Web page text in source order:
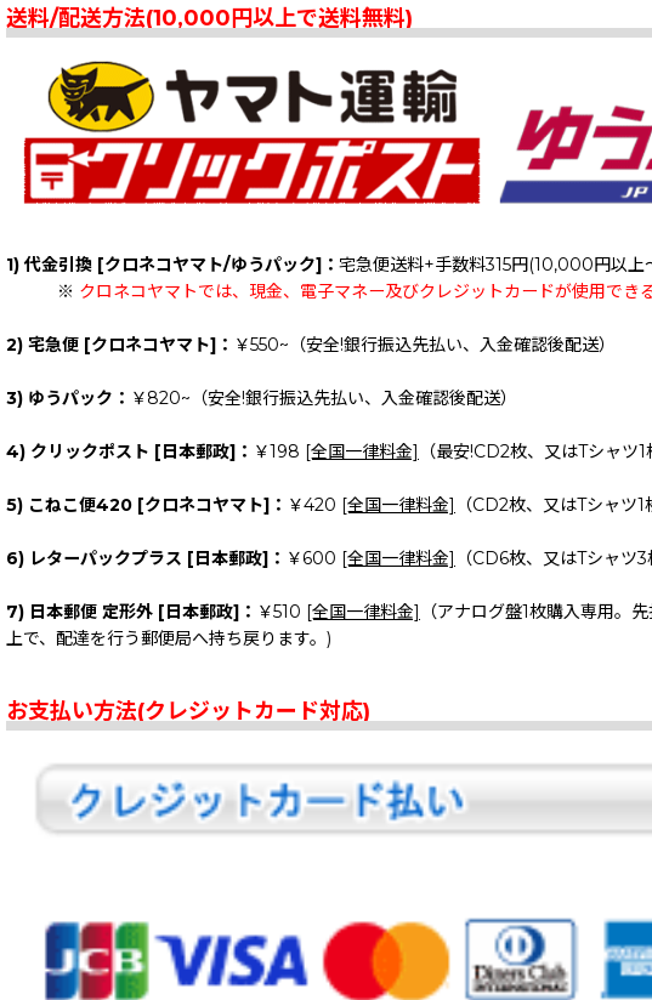
送料/配送方法(10,000円以上で送料無料)
1) 代金引換 [クロネコヤマト/ゆうパック]： 宅急便送料+手数料315円(10,000円以
※ クロネコヤマトでは、現金、電子マネー及びクレジットカードが使用でき
2) 宅急便 [クロネコヤマト]： ￥550~（安全!銀行振込先払い、入金確認後配送）
3) ゆうパック： ￥820~（安全!銀行振込先払い、入金確認後配送）
4) クリックポスト [日本郵政]： ￥198 [全国一律料金] （最安!CD2枚、又はTシャ
5) こねこ便420 [クロネコヤマト]： ￥420 [全国一律料金] （CD2枚、又はTシャツ
6) レターパックプラス [日本郵政]： ￥600 [全国一律料金] （CD6枚、又はTシャ
7) 日本郵便 定形外 [日本郵政]： ￥510 [全国一律料金]
（アナログ盤1枚購入専用。
上で、配達を行う郵便局へ持ち戻ります。)
お支払い方法(クレジットカード対応)